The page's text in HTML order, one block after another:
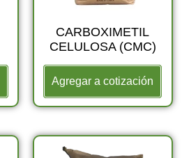
CARBOXIMETIL
CELULOSA (CMC)
Agregar a cotización